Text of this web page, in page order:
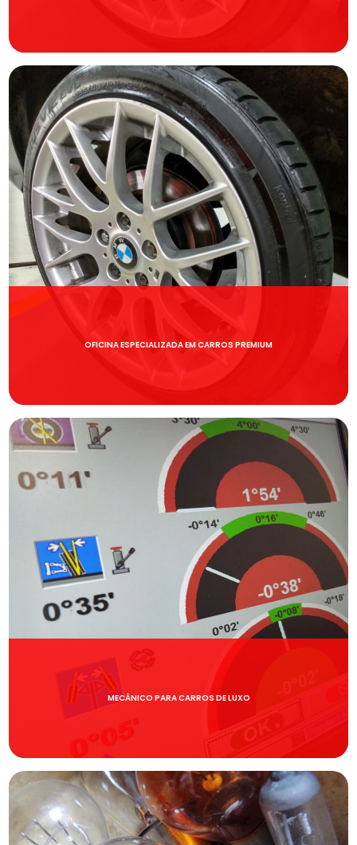
OFICINA ESPECIALIZADA EM CARROS PREMIUM
MECÂNICO PARA CARROS DE LUXO